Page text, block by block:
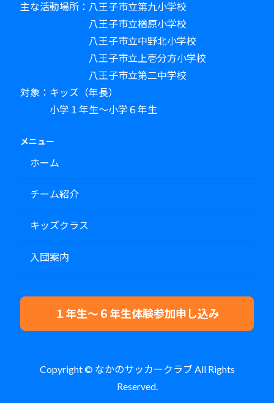
主な活動場所：八王子市立第九小学校
八王子市立楢原小学校
八王子市立中野北小学校
八王子市立上壱分方小学校
八王子市立第二中学校
対象：キッズ（年長）
小学１年生～小学６年生
メニュー
ホーム
チーム紹介
キッズクラス
入団案内
１年生～６年生体験参加申し込み
Copyright © なかのサッカークラブ All Rights
Reserved.